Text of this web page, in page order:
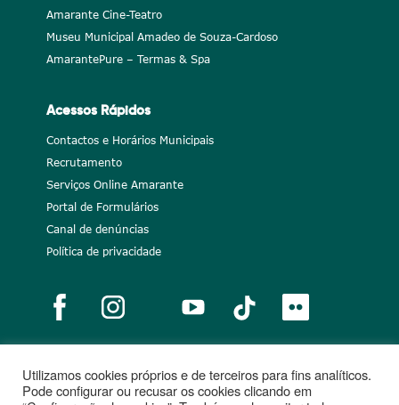
Amarante Cine-Teatro
Museu Municipal Amadeo de Souza-Cardoso
AmarantePure – Termas & Spa
Acessos Rápidos
Contactos e Horários Municipais
Recrutamento
Serviços Online Amarante
Portal de Formulários
Canal de denúncias
Política de privacidade
Notícias Recrutamento Portugal 2020
União Europeia
Utilizamos cookies próprios e de terceiros para fins analíticos.
Pode configurar ou recusar os cookies clicando em